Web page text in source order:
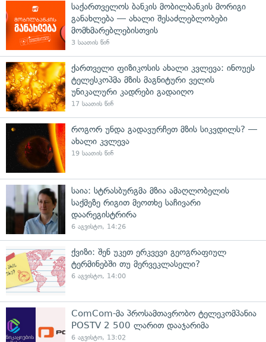
საქართველოს ბანკის მობილბანკის მორიგი
განახლება — ახალი შესაძლებლობები
მომხმარებლებისთვის
3 საათის წინ
ქართველი ფიზიკოსის ახალი კვლევა: ინოუეს
ტელესკოპმა მზის მაგნიტური ველის
უნიკალური კადრები გადაიღო
17 საათის წინ
როგორ უნდა გადავურჩეთ მზის სიკვდილს? —
ახალი კვლევა
19 საათის წინ
საია: სტრასბურგმა მზია ამაღლობელის
საქმეზე რიგით მეოთხე საჩივარი
დაარეგისტრირა
6 აგვისტო, 14:26
ქვიზი: შენ უკეთ ერკვევი გეოგრაფიულ
ტერმინებში თუ მერვეკლასელი?
6 აგვისტო, 14:00
ComCom-მა პროსამთავრობო ტელეკომპანია
POSTV 2 500 ლარით დააჯარიმა
6 აგვისტო, 13:02